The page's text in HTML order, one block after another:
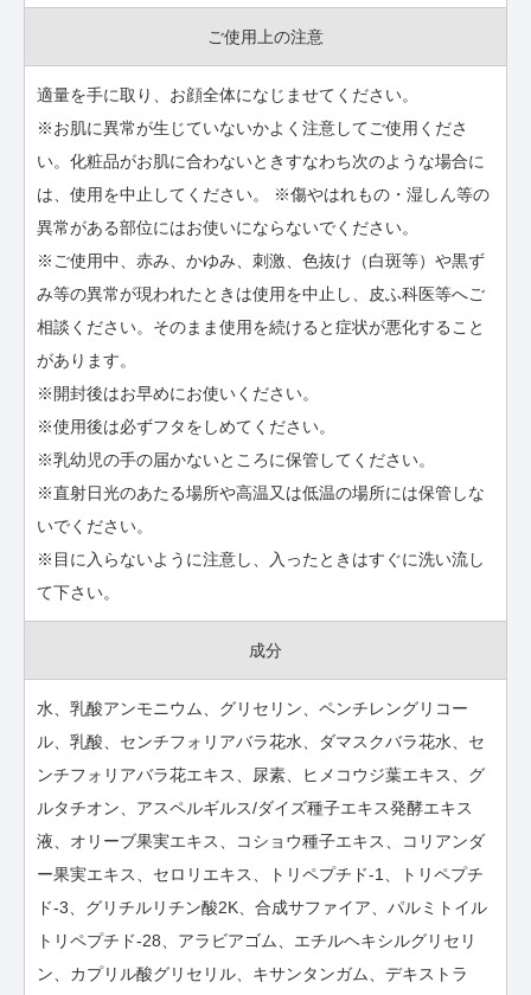
ご使用上の注意
適量を手に取り、お顔全体になじませてください。
※お肌に異常が生じていないかよく注意してご使用くださ
い。化粧品がお肌に合わないときすなわち次のような場合に
は、使用を中止してください。 ※傷やはれもの・湿しん等の
異常がある部位にはお使いにならないでください。
※ご使用中、赤み、かゆみ、刺激、色抜け（白斑等）や黒ず
み等の異常が現われたときは使用を中止し、皮ふ科医等へご
相談ください。そのまま使用を続けると症状が悪化すること
があります。
※開封後はお早めにお使いください。
※使用後は必ずフタをしめてください。
※乳幼児の手の届かないところに保管してください。
※直射日光のあたる場所や高温又は低温の場所には保管しな
いでください。
※目に入らないように注意し、入ったときはすぐに洗い流し
て下さい。
成分
水、乳酸アンモニウム、グリセリン、ペンチレングリコー
ル、乳酸、センチフォリアバラ花水、ダマスクバラ花水、セ
ンチフォリアバラ花エキス、尿素、ヒメコウジ葉エキス、グ
ルタチオン、アスペルギルス/ダイズ種子エキス発酵エキス
液、オリーブ果実エキス、コショウ種子エキス、コリアンダ
ー果実エキス、セロリエキス、トリペプチド-1、トリペプチ
ド-3、グリチルリチン酸2K、合成サファイア、パルミトイル
トリペプチド-28、アラビアゴム、エチルヘキシルグリセリ
ン、カプリル酸グリセリル、キサンタンガム、デキストラ